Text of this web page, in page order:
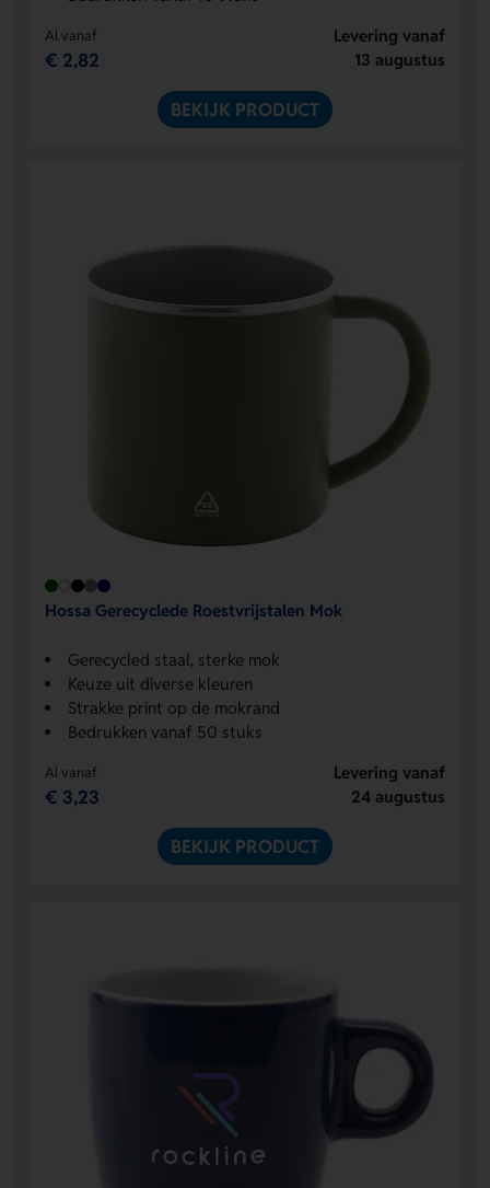
Al vanaf
€ 2,82
Levering vanaf
13 augustus
BEKIJK PRODUCT
Hossa Gerecyclede Roestvrijstalen Mok
Gerecycled staal, sterke mok
Keuze uit diverse kleuren
Strakke print op de mokrand
Bedrukken vanaf 50 stuks
Al vanaf
€ 3,23
Levering vanaf
24 augustus
BEKIJK PRODUCT